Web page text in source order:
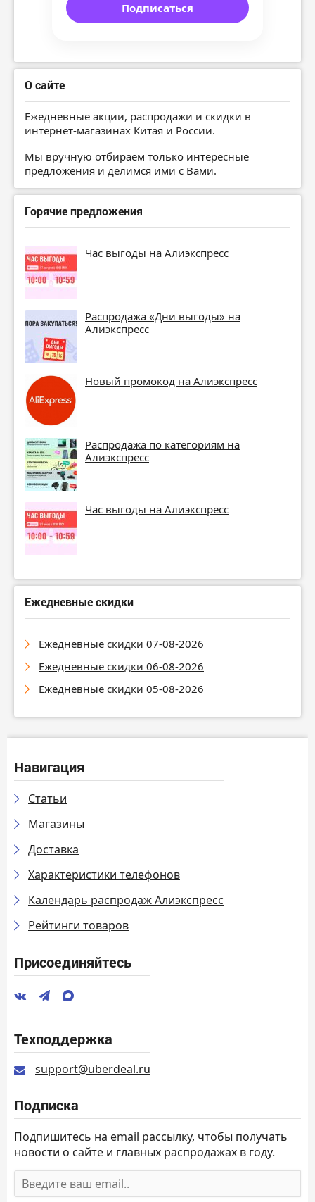
Подписаться
О сайте
Ежедневные акции, распродажи и скидки в
интернет-магазинах Китая и России.
Мы вручную отбираем только интересные
предложения и делимся ими с Вами.
Горячие предложения
Час выгоды на Алиэкспресс
Распродажа «Дни выгоды» на
Алиэкспресс
Новый промокод на Алиэкспресс
Распродажа по категориям на
Алиэкспресс
Час выгоды на Алиэкспресс
Ежедневные скидки
Ежедневные скидки 07-08-2026
Ежедневные скидки 06-08-2026
Ежедневные скидки 05-08-2026
Навигация
Статьи
Магазины
Доставка
Характеристики телефонов
Календарь распродаж Алиэкспресс
Рейтинги товаров
Присоединяйтесь
Техподдержка
support@uberdeal.ru
Подписка
Подпишитесь на email рассылку, чтобы получать
новости о сайте и главных распродажах в году.